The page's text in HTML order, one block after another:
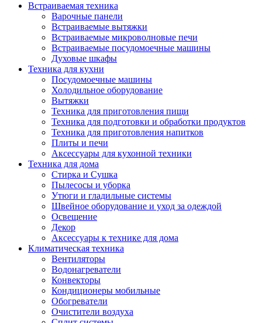
Встраиваемая техника
Варочные панели
Встраиваемые вытяжки
Встраиваемые микроволновые печи
Встраиваемые посудомоечные машины
Духовые шкафы
Техника для кухни
Посудомоечные машины
Холодильное оборудование
Вытяжки
Техника для приготовления пищи
Техника для подготовки и обработки продуктов
Техника для приготовления напитков
Плиты и печи
Аксессуары для кухонной техники
Техника для дома
Стирка и Сушка
Пылесосы и уборка
Утюги и гладильные системы
Швейное оборудование и уход за одеждой
Освещение
Декор
Аксессуары к технике для дома
Климатическая техника
Вентиляторы
Водонагреватели
Конвекторы
Кондиционеры мобильные
Обогреватели
Очистители воздуха